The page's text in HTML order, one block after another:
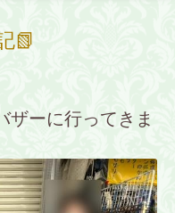
📗
ザーに行ってきま